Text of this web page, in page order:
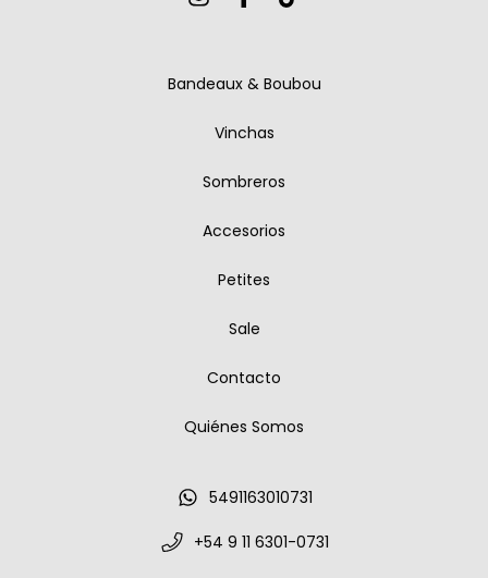
Bandeaux & Boubou
Vinchas
Sombreros
Accesorios
Petites
Sale
Contacto
Quiénes Somos
5491163010731
+54 9 11 6301-0731